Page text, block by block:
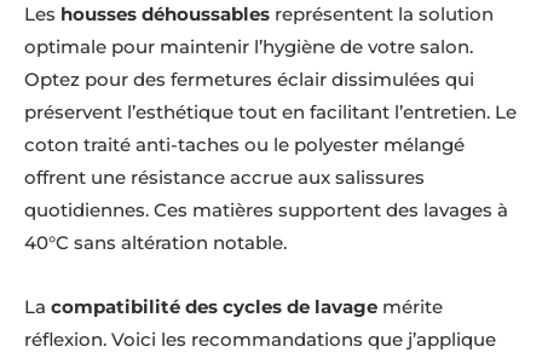
Les housses déhoussables représentent la solution
optimale pour maintenir l’hygiène de votre salon.
Optez pour des fermetures éclair dissimulées qui
préservent l’esthétique tout en facilitant l’entretien. Le
coton traité anti-taches ou le polyester mélangé
offrent une résistance accrue aux salissures
quotidiennes. Ces matières supportent des lavages à
40°C sans altération notable.
La compatibilité des cycles de lavage mérite
réflexion. Voici les recommandations que j’applique